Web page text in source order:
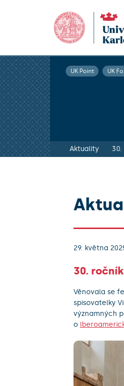
UK Point UK
Aktuality
29. května
30.
Věnovala se
spisovatelky
významných
o